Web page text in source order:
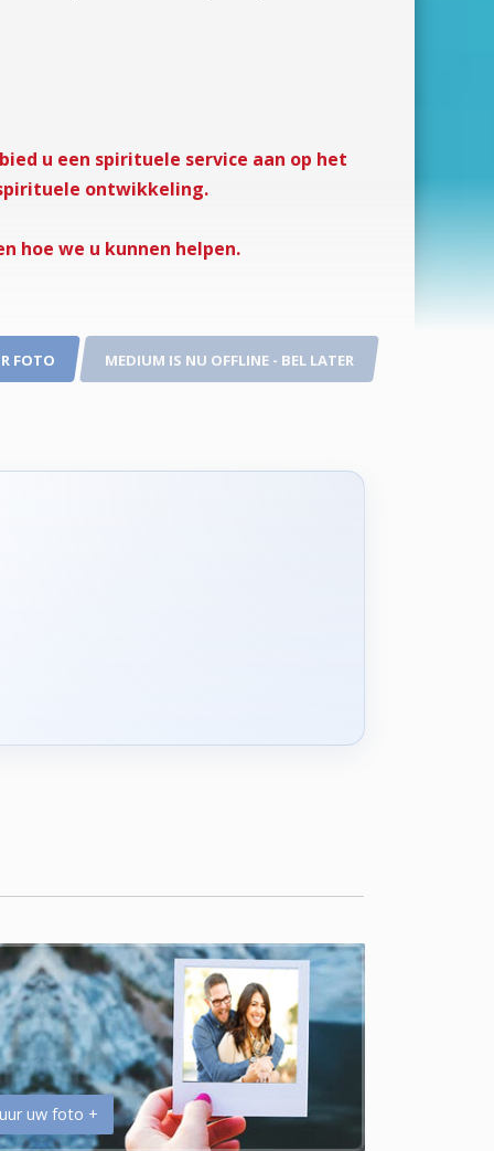
u een spirituele service aan op het
ontwikkeling.
hoe we u kunnen helpen.
FOTO MEDIUM IS NU OFFLINE - BEL LATER
uw foto +